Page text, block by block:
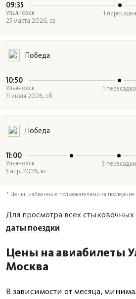
09:35
1 пересадка
Ульяновск
25 марта 2026, ср
Победа
10:50
1 пересадка
Ульяновск
11 июля 2026, сб
Победа
11:00
3 пересадки
Ульяновск
5 апр. 2026, вс
* Цены, найденные пользователями за последние
Для просмотра всех
даты поездки
Цены на авиабилеты
Москва
В зависимости от месяца,